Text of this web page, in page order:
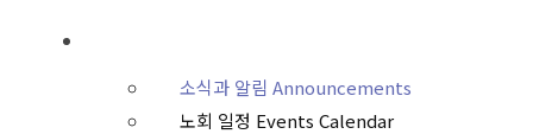
소식과 알림 Announcements
노회 일정 Events Calendar